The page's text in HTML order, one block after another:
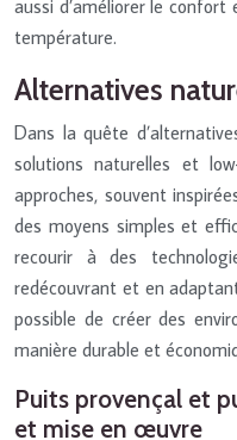
aussi d’améliorer le
température.
Alternatives
Dans la quête
solutions naturelles et
approches, souvent
des moyens simples et
recourir à des
redécouvrant et en
possible de créer des
manière durable et
Puits provençal et
et mise en œuvre